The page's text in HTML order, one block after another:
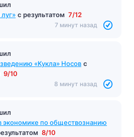
с результатом 7/12
7 минут назад
«Кукла» Носов с
9/10
8 минут назад
экономике по обществознанию
8/10